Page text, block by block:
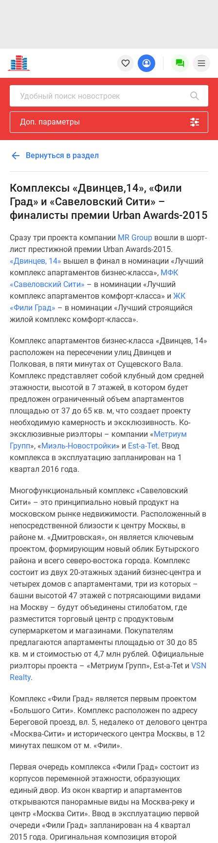
Новостройки
Квартиры
Ипотека
Новостройки
Москвы
Новостройки
Подмосковья
Новостройки
Москвы
Готовые
новостройки
Новостройки
карте
предложения
Коммерческие
помещения
Продавцы
застройщики
Панорамы
новостроек
новостроек
Экспертиза
новостроек
Экология
Москвы
Подмосковья
Студии
комнатные
комнатные
комнатные
Ипотечный
калькулятор
Семейная
Военная
ипотека
программы
Медиа
недвижимости
эксперта
Аналитика
рынка
Покупателю
Экспертиза
Эксперты
авторы
проекте
Контакты
Реклама
Удобный поиск новостроек
Доп. параметры
Вернуться в раздел
Комплексы «Двинцев,14», «Фили
Град» и «Савеловский Сити» –
финалисты премии Urban Awards-2015
Сразу три проекта компании MR Group вошли в шорт-
лист престижной премии Urban Awards-2015.
«Двинцев, 14» вышел в финал в номинации «Лучший
комплекс апартаментов бизнес-класса», МФК
«Савеловский Сити» – в номинации «Лучший
комплекс апартаментов комфорт-класса» и ЖК
«Фили Град» – в номинации «Лучший строящийся
жилой комплекс комфорт-класса».
Комплекс апартаментов бизнес-класса «Двинцев, 14»
расположен на пересечении улиц Двинцев и
Полковая, в пяти минутах от Сущевского Вала.
Комплекс представляет собой клубный дом средней
этажности, высотой в 7 этажей, в котором будет
предложен ограниченный объем апартаментов
площадью от 37 до 65 кв. м, что создает проекту
необходимую камерность и эксклюзивность. Ко-
эксклюзивные риэлторы – компании «Метриум
Групп», «Миэль-Новостройки» и Est-a-Tet. Ввод
комплекса в эксплуатацию запланирован на 1
квартал 2016 года.
Многофункциональный комплекс «Савеловский
Сити» – это принципиально новый продукт на
московском рынке недвижимости. Расположенный в
непосредственной близости к центру Москвы, в
районе м. «Дмитровская», он является ключевым
проектом, формирующим новый облик Бутырского
района и всего северо-востока города. Комплекс
состоит из двух 20-этажных зданий бизнес-центра и
четырех домов с апартаментами, три из которых –
башни высотой 47 этажей с потрясающими видами
на Москву – будут объединены стилобатом, где
разместится торговый центр с продуктовым
супермаркетом и магазинами. Покупателям
предлагаются апартаменты площадью от 30 до 85
кв. м и стоимостью от 4,7 млн рублей. Официальные
риэлторы проекта – «Метриум Групп», Est-a-Tet и VSN
Realty.
Комплекс «Фили Град» является первым проектом
«Большого Сити». Комплекс расположен по адресу
Береговой проезд, вл. 5, недалеко от делового центра
«Москва-Сити» и исторического центра Москвы, в 12
минутах пешком от м. «Фили».
Первая очередь комплекса «Фили Град» состоит из
корпусов переменной этажности, образующих
единый двор. Из окон квартир и апартаментов
открываются панорамные виды на Москва-реку и
центр «Москва Сити». Ввод в эксплуатацию первой
очереди «Фили Град» запланирован на 4 квартал
2015 года. Оригинальная композиция второй